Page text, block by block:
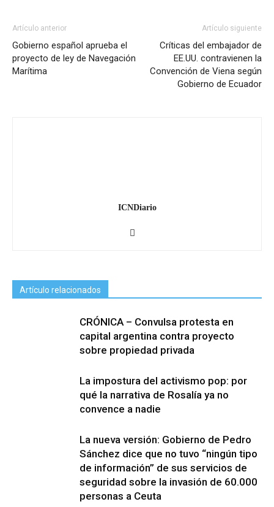
Artículo anterior
Gobierno español aprueba el
proyecto de ley de Navegación
Marítima
Artículo siguiente
Críticas del embajador de
EE.UU. contravienen la
Convención de Viena según
Gobierno de Ecuador
ICNDiario
Artículo relacionados
CRÓNICA – Convulsa protesta en
capital argentina contra proyecto
sobre propiedad privada
La impostura del activismo pop: por
qué la narrativa de Rosalía ya no
convence a nadie
La nueva versión: Gobierno de Pedro
Sánchez dice que no tuvo “ningún tipo
de información” de sus servicios de
seguridad sobre la invasión de 60.000
personas a Ceuta